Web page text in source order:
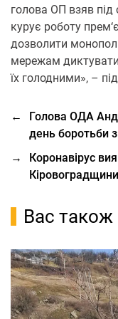
голова ОП взяв під
курує роботу
дозволити
мережам
їх голодними», –
←
Голова ОДА
день бopoтьби
→
Коронавірус
Вас також